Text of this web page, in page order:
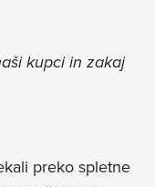
kupci in zakaj
preko spletne